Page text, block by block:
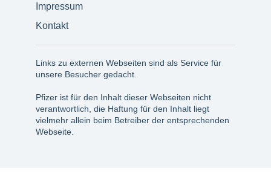
Impressum
Kontakt
Links zu externen Webseiten sind als Service für
unsere Besucher gedacht.
Pfizer ist für den Inhalt dieser Webseiten nicht
verantwortlich, die Haftung für den Inhalt liegt
vielmehr allein beim Betreiber der entsprechenden
Webseite.